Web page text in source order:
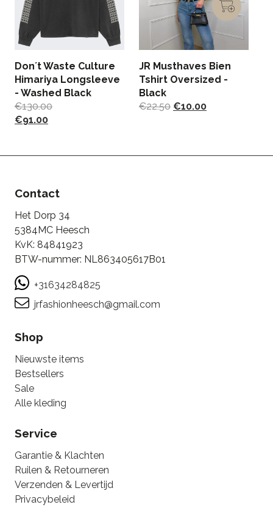
Don´t Waste Culture
Himariya Longsleeve
- Washed Black
€130.00
€91.00
JR Musthaves Bien
Tshirt Oversized -
Black
€22.50 €10.00
Contact
Het Dorp 34
5384MC Heesch
KvK: 84841923
BTW-nummer: NL863405617B01
+31634284825
jrfashionheesch@gmail.com
Shop
Nieuwste items
Bestsellers
Sale
Alle kleding
Service
Garantie & Klachten
Ruilen & Retourneren
Verzenden & Levertijd
Privacybeleid